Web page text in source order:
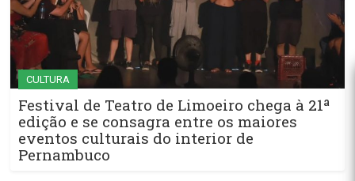
CULTURA
Festival de Teatro de Limoeiro chega à 21ª
edição e se consagra entre os maiores
eventos culturais do interior de
Pernambuco